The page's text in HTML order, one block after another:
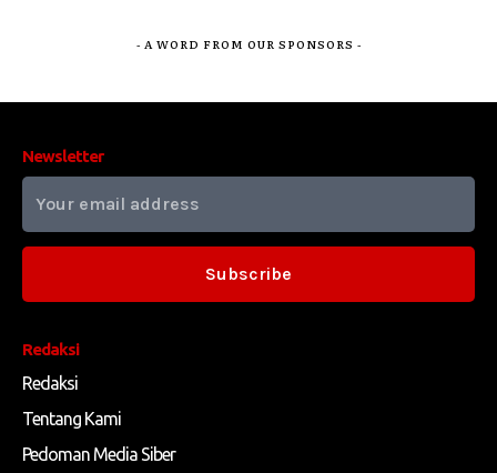
- A WORD FROM OUR SPONSORS -
Redaksi
Redaksi
Tentang Kami
Pedoman Media Siber
Newsletter
Subscribe